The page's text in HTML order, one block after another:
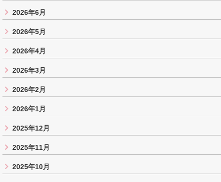
2026年6月
2026年5月
2026年4月
2026年3月
2026年2月
2026年1月
2025年12月
2025年11月
2025年10月